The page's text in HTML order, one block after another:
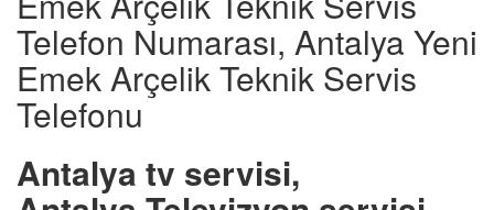
Telefon Numarası, Antalya Yeni
Emek Arçelik Teknik Servis
Telefonu
Antalya tv servisi,